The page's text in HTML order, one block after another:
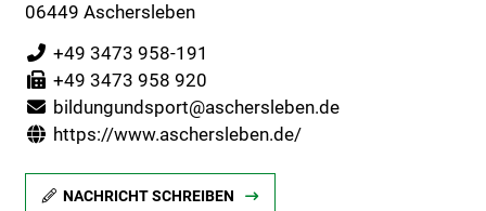
06449 Aschersleben
+49 3473 958-191
+49 3473 958 920
bildungundsport@aschersleben.de
https://www.aschersleben.de/
NACHRICHT SCHREIBEN